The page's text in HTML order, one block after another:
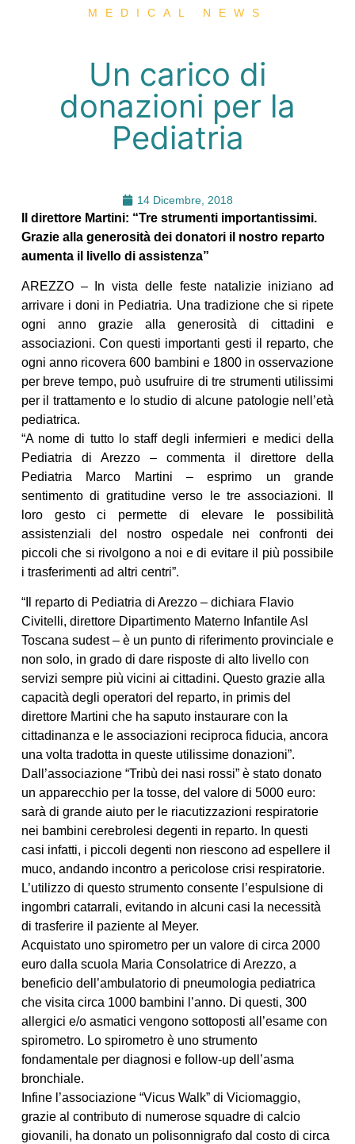
MEDICAL NEWS
Un carico di
donazioni per la
Pediatria
14 Dicembre, 2018
Il direttore Martini: “Tre strumenti importantissimi.
Grazie alla generosità dei donatori il nostro reparto
aumenta il livello di assistenza”
AREZZO – In vista delle feste natalizie iniziano ad
arrivare i doni in Pediatria. Una tradizione che si ripete
ogni anno grazie alla generosità di cittadini e
associazioni. Con questi importanti gesti il reparto, che
ogni anno ricovera 600 bambini e 1800 in osservazione
per breve tempo, può usufruire di tre strumenti utilissimi
per il trattamento e lo studio di alcune patologie nell’età
pediatrica.
“A nome di tutto lo staff degli infermieri e medici della
Pediatria di Arezzo – commenta il direttore della
Pediatria Marco Martini – esprimo un grande
sentimento di gratitudine verso le tre associazioni. Il
loro gesto ci permette di elevare le possibilità
assistenziali del nostro ospedale nei confronti dei
piccoli che si rivolgono a noi e di evitare il più possibile
i trasferimenti ad altri centri”.
“Il reparto di Pediatria di Arezzo – dichiara Flavio
Civitelli, direttore Dipartimento Materno Infantile Asl
Toscana sudest – è un punto di riferimento provinciale e
non solo, in grado di dare risposte di alto livello con
servizi sempre più vicini ai cittadini. Questo grazie alla
capacità degli operatori del reparto, in primis del
direttore Martini che ha saputo instaurare con la
cittadinanza e le associazioni reciproca fiducia, ancora
una volta tradotta in queste utilissime donazioni”.
Dall’associazione “Tribù dei nasi rossi” è stato donato
un apparecchio per la tosse, del valore di 5000 euro:
sarà di grande aiuto per le riacutizzazioni respiratorie
nei bambini cerebrolesi degenti in reparto. In questi
casi infatti, i piccoli degenti non riescono ad espellere il
muco, andando incontro a pericolose crisi respiratorie.
L’utilizzo di questo strumento consente l’espulsione di
ingombri catarrali, evitando in alcuni casi la necessità
di trasferire il paziente al Meyer.
Acquistato uno spirometro per un valore di circa 2000
euro dalla scuola Maria Consolatrice di Arezzo, a
beneficio dell’ambulatorio di pneumologia pediatrica
che visita circa 1000 bambini l’anno. Di questi, 300
allergici e/o asmatici vengono sottoposti all’esame con
spirometro. Lo spirometro è uno strumento
fondamentale per diagnosi e follow-up dell’asma
bronchiale.
Infine l’associazione “Vicus Walk” di Viciomaggio,
grazie al contributo di numerose squadre di calcio
giovanili, ha donato un polisonnigrafo dal costo di circa